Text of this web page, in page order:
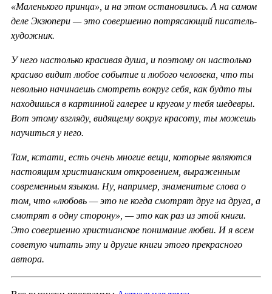
«Маленького принца», и на этом остановились. А на самом
деле Экзюпери — это совершенно потрясающий писатель-
художник.
У него настолько красивая душа, и поэтому он настолько
красиво видит любое событие и любого человека, что ты
невольно начинаешь смотреть вокруг себя, как будто ты
находишься в картинной галерее и кругом у тебя шедевры.
Вот этому взгляду, видящему вокруг красоту, ты можешь
научиться у него.
Там, кстати, есть очень многие вещи, которые являются
настоящим христианским откровением, выраженным
современным языком. Ну, например, знаменитые слова о
том, что «любовь — это не когда смотрят друг на друга, а
смотрят в одну сторону», — это как раз из этой книги.
Это совершенно христианское понимание любви. И я всем
советую читать эту и другие книги этого прекрасного
автора.